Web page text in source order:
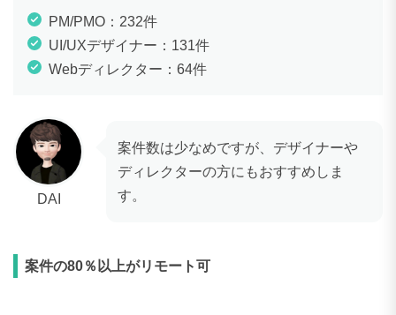
PM/PMO：232件
UI/UXデザイナー：131件
Webディレクター：64件
DAI
案件数は少なめですが、デザイナーや
ディレクターの方にもおすすめしま
す。
案件の80％以上がリモート可